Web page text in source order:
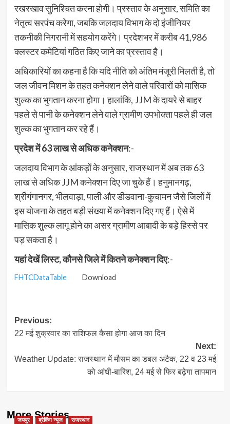
रखरखाव सुनिश्चित करना होगी। प्रस्ताव के अनुसार, समिति का
नेतृत्व सरपंच करेगा, जबकि जलदाय विभाग के दो इंजीनियर
तकनीकी निगरानी में सहयोग करेंगे। प्रदेशभर में करीब 41,986
क्लस्टर कमेटियां गठित किए जाने का प्रस्ताव है।
अधिकारियों का कहना है कि यदि नीति को अंतिम मंजूरी मिलती है, तो
जल जीवन मिशन के तहत कनेक्शन लेने वाले परिवारों को मासिक
शुल्क का भुगतान करना होगा। हालांकि, JJM के दायरे से बाहर
पहले से पानी के कनेक्शन लेने वाले ग्रामीण उपभोक्ता पहले ही जल
शुल्क का भुगतान कर रहे हैं।
प्रदेश में 63 लाख से अधिक कनेक्शन:-
जलदाय विभाग के आंकड़ों के अनुसार, राजस्थान में अब तक 63
लाख से अधिक JJM कनेक्शन दिए जा चुके हैं। हनुमानगढ़,
श्रीगंगानगर, भीलवाड़ा, पाली और डीडवाना-कुचामन जैसे जिलों में
इस योजना के तहत बड़ी संख्या में कनेक्शन दिए गए हैं। ऐसे में
मासिक शुल्क लागू होने का असर ग्रामीण आबादी के बड़े हिस्से पर
पड़ सकता है।
यहां देखें लिस्ट, कौनसे जिले में कितने कनेक्शन दिए:-
FHTCDataTable Download
Post
navigation
Previous:
22 मई शुक्रवार का राशिफल कैसा होगा आज का दिन
Next:
Weather Update: राजस्थान में मौसम का डबल अटैक, 22 व 23 मई
को आंधी-बारिश, 24 मई से फिर बढ़ेगा तापमान
More Stories
जयपुर ब्रेकिंग न्यूज राजस्थान